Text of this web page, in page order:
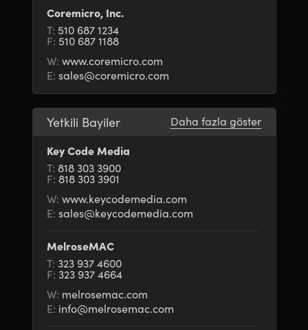
Spain
Sweden
Chinese Taipei
Ukraine
United States
Spain
Sweden
Chinese Taipei
Ukraine
United States
Coremicro, Inc.
T: 510 687 1234
F: 510 687 1188
W: www.coremicro.com
E: sales@coremicro.com
Yetkili Bayiler Daha fazla göster
Key Code Media
T: 818 303 3900
F: 818 303 3901
W: www.keycodemedia.com
E: sales@keycodemedia.com
MelroseMAC
T: 323 937 4600
F: 323 937 4664
W: melrosemac.com
E: info@melrosemac.com